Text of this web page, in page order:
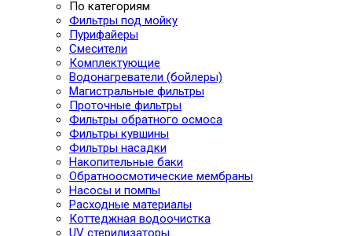
По категориям
Фильтры под мойку
Пурифайеры
Смесители
Комплектующие
Водонагреватели (бойлеры)
Магистральные фильтры
Проточные фильтры
Фильтры обратного осмоса
Фильтры кувшины
Фильтры насадки
Накопительные баки
Обратноосмотические мембраны
Насосы и помпы
Расходные материалы
Коттеджная водоочистка
UV стерилизаторы